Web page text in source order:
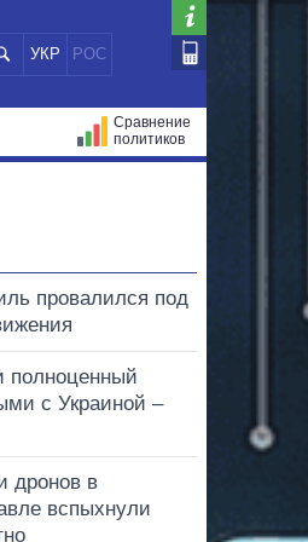
УКР РОС
Сравнение
политиков
провалился под
полноценный
с Украиной –
дронов в
вспыхнули